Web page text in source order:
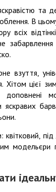
та
В
всіх
взуття,
Хітом цієї
доповнені
яскравих